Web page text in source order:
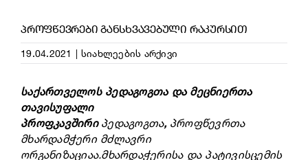
ᲞᲠᲝᲤᲬᲔᲕᲠᲔᲑᲘ ᲒᲐᲜᲡᲮᲕᲐᲕᲔᲑᲣᲚᲘ ᲠᲐᲙᲣᲠᲡᲘᲗ
19.04.2021 | სიახლეების არქივი
საქართველოს პედაგოგთა და მეცნიერთა
თავისუფალი
პროფკავშირი პედაგოგთა, პროფწევრთა
მხარდამჭერი მძლავრი
ორგანიზაციაა.მხარდაჭერისა და პატივისცემის